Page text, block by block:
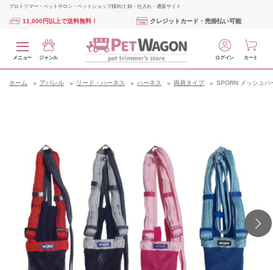
プロトリマー・ペットサロン・ペットショップ様向け 卸・仕入れ・通販サイト
11,000円以上で送料無料！ クレジットカード・売掛払い可能
メニュー ジャンル ログイン カート
ホーム アパレル リード・ハーネス ハーネス 両肩タイプ SPORN メッシュハ